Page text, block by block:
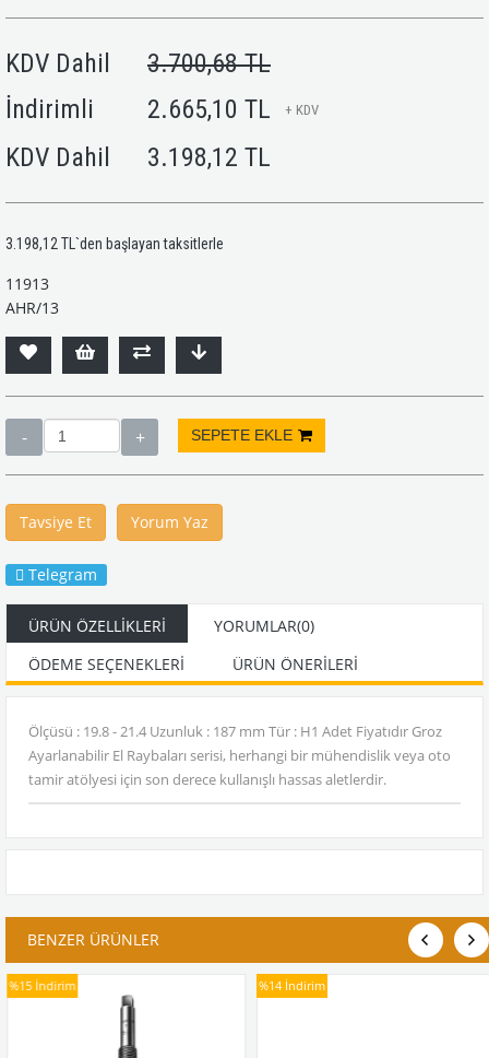
KDV Dahil
3.700,68 TL
İndirimli
2.665,10 TL + KDV
KDV Dahil 3.198,12 TL
3.198,12 TL `den başlayan taksitlerle
11913
AHR/13
Tavsiye Et Yorum Yaz
Telegram
ÜRÜN ÖZELLIKLERI YORUMLAR(0)
ÖDEME SEÇENEKLERI
ÜRÜN ÖNERILERI
Ölçüsü : 19.8 - 21.4 Uzunluk : 187 mm Tür : H1 Adet Fiyatıdır Groz
Ayarlanabilir El Raybaları serisi, herhangi bir mühendislik veya oto
tamir atölyesi için son derece kullanışlı hassas aletlerdir.
BENZER ÜRÜNLER
%15 İndirim %14 İndirim